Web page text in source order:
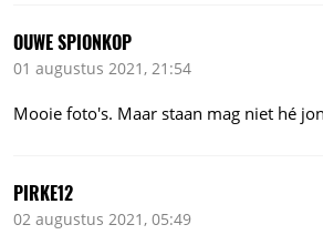
OUWE SPIONKOP
01 augustus 2021, 21:54
Mooie foto's. Maar staan mag niet hé
PIRKE12
02 augustus 2021, 05:49